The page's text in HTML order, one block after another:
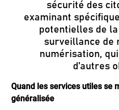
sécurité des
examinant
potentielles de
surveillance de
numérisation,
d’autres
Quand les services utiles se
généralisée